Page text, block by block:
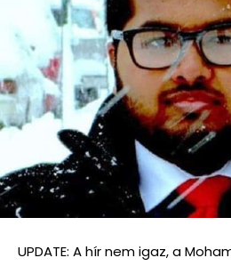
UPDATE: A hír nem igaz, a